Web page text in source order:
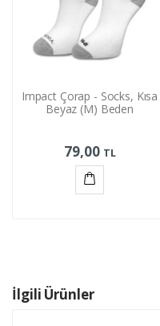
Impact Çorap - Socks, Kısa
Beyaz (M) Beden
79,00 TL
İlgili Ürünler